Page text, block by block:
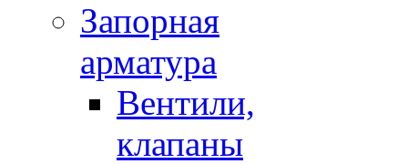
Запорная
арматура
Вентили,
клапаны